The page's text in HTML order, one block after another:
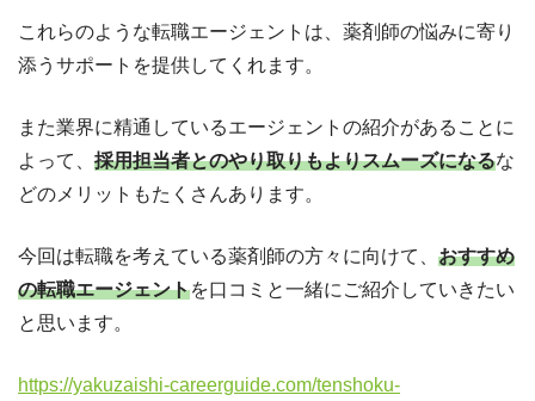
これらのような転職エージェントは、薬剤師の悩みに寄り
添うサポートを提供してくれます。
また業界に精通しているエージェントの紹介があることに
よって、 採用担当者とのやり取りもよりスムーズになるな
どのメリットもたくさんあります。
今回は転職を考えている薬剤師の方々に向けて、 おすすめ
の転職エージェントを口コミと一緒にご紹介していきたい
と思います。
https://yakuzaishi-careerguide.com/tenshoku-